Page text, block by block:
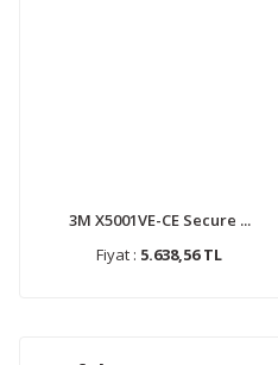
3M X5001VE-CE Secure ...
Fiyat : 5.638,56 TL